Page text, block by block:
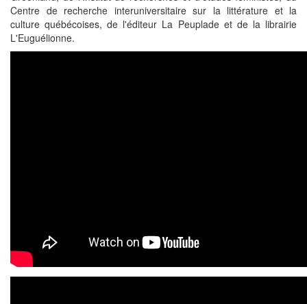
Centre de recherche interuniversitaire sur la littérature et la
culture québécoises, de l'éditeur La Peuplade et de la librairie
L'Euguélionne.